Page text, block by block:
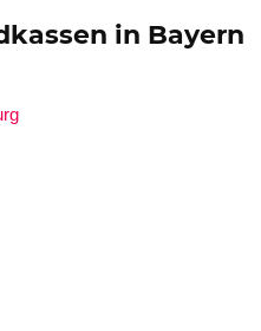
in Bayern